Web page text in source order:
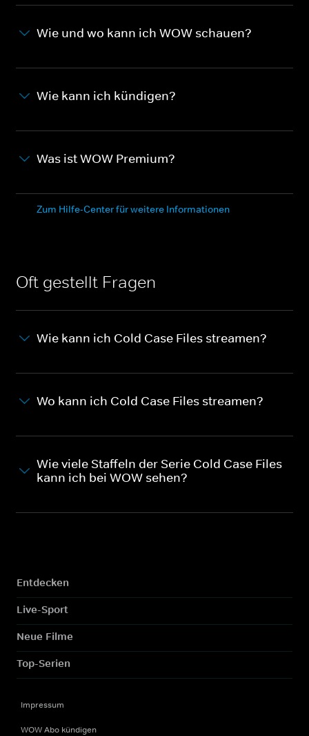
Wie und wo kann ich WOW schauen?
Wie kann ich kündigen?
Was ist WOW Premium?
Zum Hilfe-Center für weitere Informationen
Oft gestellt Fragen
Wie kann ich Cold Case Files streamen?
Wo kann ich Cold Case Files streamen?
Wie viele Staffeln der Serie Cold Case Files
kann ich bei WOW sehen?
Entdecken
Live-Sport
Neue Filme
Top-Serien
Impressum
WOW Abo kündigen